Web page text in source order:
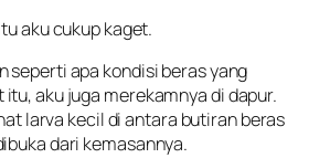
aku cukup kaget.
seperti apa kondisi beras yang
aku juga merekamnya di dapur.
larva kecil di antara butiran beras
dari kemasannya.